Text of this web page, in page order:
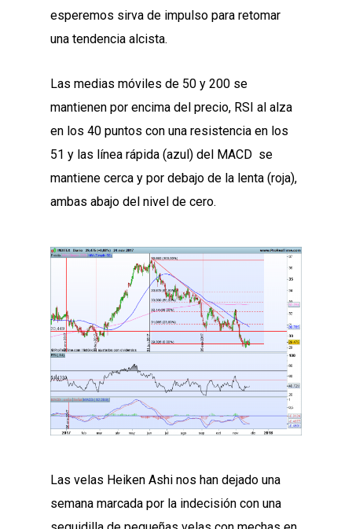
esperemos sirva de impulso para retomar
una tendencia alcista.
Las medias móviles de 50 y 200 se
mantienen por encima del precio, RSI al alza
en los 40 puntos con una resistencia en los
51 y las línea rápida (azul) del MACD se
mantiene cerca y por debajo de la lenta (roja),
ambas abajo del nivel de cero.
Las velas Heiken Ashi nos han dejado una
semana marcada por la indecisión con una